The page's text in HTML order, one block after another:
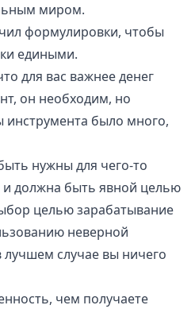
миром.
формулировки, чтобы
едиными.
для вас важнее денег
он необходим, но
инструмента было много,
нужны для чего-то
и должна быть явной целью
целью зарабатывание
неверной
случае вы ничего
чем получаете